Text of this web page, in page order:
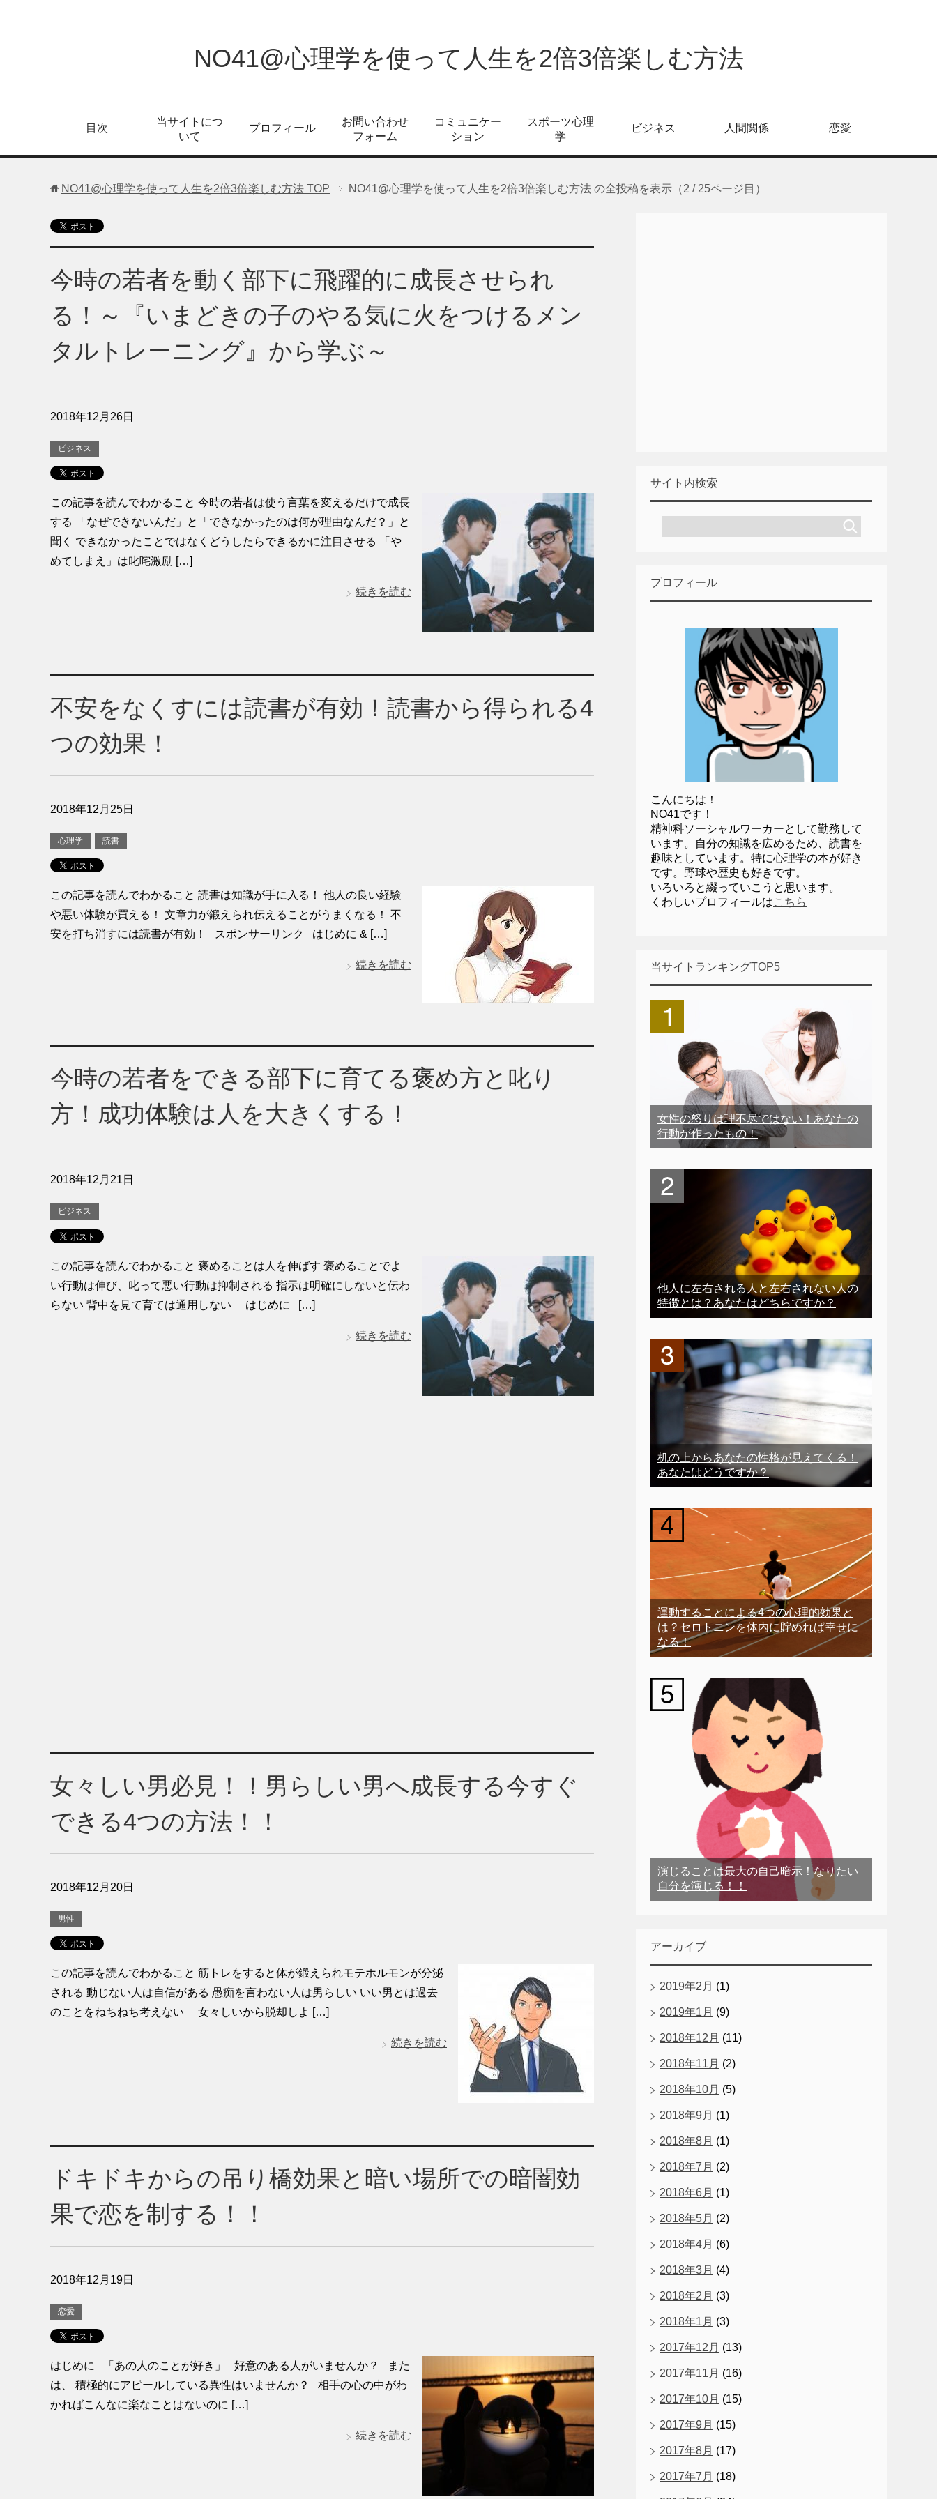
NO41@心理学を使って人生を2倍3倍楽しむ方法
目次
当サイトにつ
いて
プロフィール
お問い合わせ
フォーム
コミュニケー
ション
スポーツ心理
学
ビジネス 人間関係 恋愛
NO41@心理学を使って人生を2倍3倍楽しむ方法 TOP NO41@心理学を使って人生を2倍3倍楽しむ方法 の全投稿を表示（2 / 25ページ目）
今時の若者を動く部下に飛躍的に成長させられ
る！～『いまどきの子のやる気に火をつけるメン
タルトレーニング』から学ぶ～
2018年12月26日
ビジネス
この記事を読んでわかること 今時の若者は使う言葉を変えるだけで成長
する 「なぜできないんだ」と「できなかったのは何が理由なんだ？」と
聞く できなかったことではなくどうしたらできるかに注目させる 「や
めてしまえ」は叱咤激励 […]
続きを読む
不安をなくすには読書が有効！読書から得られる4
つの効果！
2018年12月25日
心理学 読書
この記事を読んでわかること 読書は知識が手に入る！ 他人の良い経験
や悪い体験が買える！ 文章力が鍛えられ伝えることがうまくなる！ 不
安を打ち消すには読書が有効！ スポンサーリンク はじめに & […]
続きを読む
今時の若者をできる部下に育てる褒め方と叱り
方！成功体験は人を大きくする！
2018年12月21日
ビジネス
この記事を読んでわかること 褒めることは人を伸ばす 褒めることでよ
い行動は伸び、叱って悪い行動は抑制される 指示は明確にしないと伝わ
らない 背中を見て育ては通用しない はじめに […]
続きを読む
女々しい男必見！！男らしい男へ成長する今すぐ
できる4つの方法！！
2018年12月20日
男性
この記事を読んでわかること 筋トレをすると体が鍛えられモテホルモンが分泌
される 動じない人は自信がある 愚痴を言わない人は男らしい いい男とは過去
のことをねちねち考えない 女々しいから脱却しよ […]
続きを読む
ドキドキからの吊り橋効果と暗い場所での暗闇効
果で恋を制する！！
2018年12月19日
恋愛
はじめに 「あの人のことが好き」 好意のある人がいませんか？ また
は、 積極的にアピールしている異性はいませんか？ 相手の心の中がわ
かればこんなに楽なことはないのに […]
続きを読む
サイト内検索
プロフィール
こんにちは！
NO41です！
精神科ソーシャルワーカーとして勤務して
います。自分の知識を広めるため、読書を
趣味としています。特に心理学の本が好き
です。野球や歴史も好きです。
いろいろと綴っていこうと思います。
くわしいプロフィールはこちら
当サイトランキングTOP5
女性の怒りは理不尽ではない！あなたの
行動が作ったもの！
他人に左右される人と左右されない人の
特徴とは？あなたはどちらですか？
机の上からあなたの性格が見えてくる！
あなたはどうですか？
運動することによる4つの心理的効果と
は？セロトニンを体内に貯めれば幸せに
なる！
演じることは最大の自己暗示！なりたい
自分を演じる！！
アーカイブ
2019年2月 (1)
2019年1月 (9)
2018年12月 (11)
2018年11月 (2)
2018年10月 (5)
2018年9月 (1)
2018年8月 (1)
2018年7月 (2)
2018年6月 (1)
2018年5月 (2)
2018年4月 (6)
2018年3月 (4)
2018年2月 (3)
2018年1月 (3)
2017年12月 (13)
2017年11月 (16)
2017年10月 (15)
2017年9月 (15)
2017年8月 (17)
2017年7月 (18)